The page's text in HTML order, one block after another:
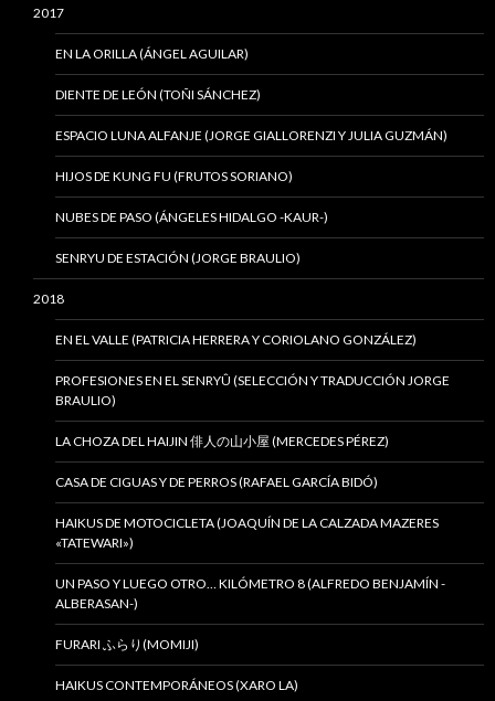
2017
EN LA ORILLA (ÁNGEL AGUILAR)
DIENTE DE LEÓN (TOÑI SÁNCHEZ)
ESPACIO LUNA ALFANJE (JORGE GIALLORENZI Y JULIA GUZMÁN)
HIJOS DE KUNG FU (FRUTOS SORIANO)
NUBES DE PASO (ÁNGELES HIDALGO -KAUR-)
SENRYU DE ESTACIÓN (JORGE BRAULIO)
2018
EN EL VALLE (PATRICIA HERRERA Y CORIOLANO GONZÁLEZ)
PROFESIONES EN EL SENRYÛ (SELECCIÓN Y TRADUCCIÓN JORGE
BRAULIO)
LA CHOZA DEL HAIJIN 俳人の山小屋 (MERCEDES PÉREZ)
CASA DE CIGUAS Y DE PERROS (RAFAEL GARCÍA BIDÓ)
HAIKUS DE MOTOCICLETA (JOAQUÍN DE LA CALZADA MAZERES
«TATEWARI»)
UN PASO Y LUEGO OTRO… KILÓMETRO 8 (ALFREDO BENJAMÍN -
ALBERASAN-)
FURARI ふらり(MOMIJI)
HAIKUS CONTEMPORÁNEOS (XARO LA)